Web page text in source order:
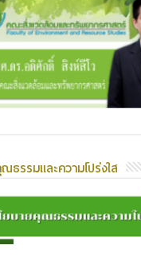
ธรรมและความโปร่งใส